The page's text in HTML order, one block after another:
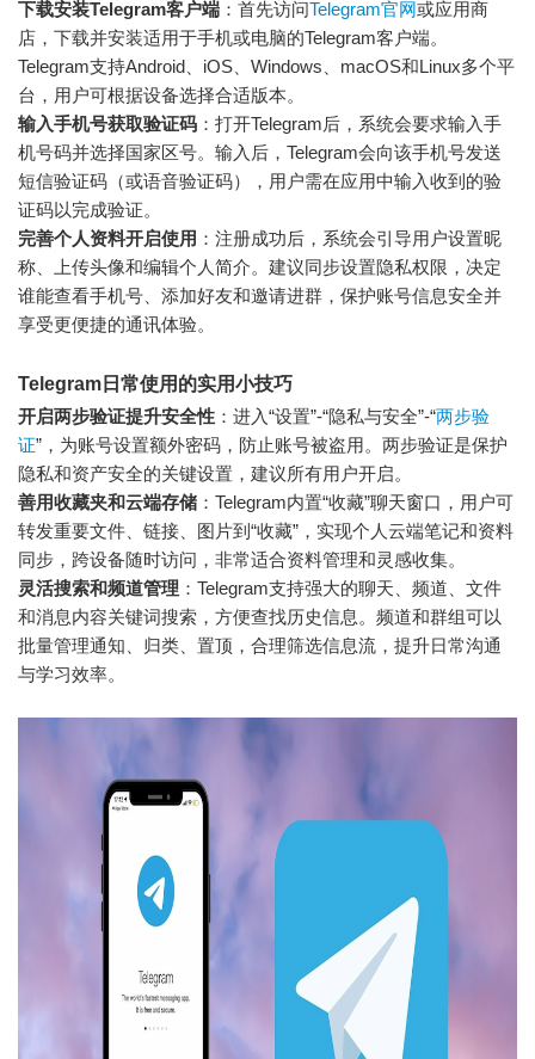
下载安装Telegram客户端 ：首先访问Telegram官网或应用商
店，下载并安装适用于手机或电脑的Telegram客户端。
Telegram支持Android、iOS、Windows、macOS和Linux多个平
台，用户可根据设备选择合适版本。
输入手机号获取验证码 ：打开Telegram后，系统会要求输入手
机号码并选择国家区号。输入后，Telegram会向该手机号发送
短信验证码（或语音验证码），用户需在应用中输入收到的验
证码以完成验证。
完善个人资料开启使用 ：注册成功后，系统会引导用户设置昵
称、上传头像和编辑个人简介。建议同步设置隐私权限，决定
谁能查看手机号、添加好友和邀请进群，保护账号信息安全并
享受更便捷的通讯体验。
Telegram日常使用的实用小技巧
开启两步验证提升安全性 ：进入“设置”-“隐私与安全”-“两步验
证”，为账号设置额外密码，防止账号被盗用。两步验证是保护
隐私和资产安全的关键设置，建议所有用户开启。
善用收藏夹和云端存储 ：Telegram内置“收藏”聊天窗口，用户可
转发重要文件、链接、图片到“收藏”，实现个人云端笔记和资料
同步，跨设备随时访问，非常适合资料管理和灵感收集。
灵活搜索和频道管理 ：Telegram支持强大的聊天、频道、文件
和消息内容关键词搜索，方便查找历史信息。频道和群组可以
批量管理通知、归类、置顶，合理筛选信息流，提升日常沟通
与学习效率。